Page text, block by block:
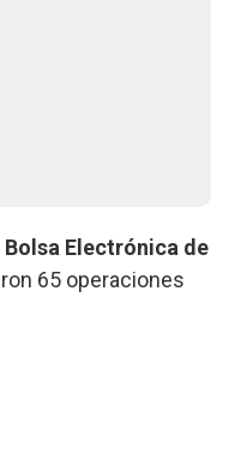
Bolsa Electrónica de
65 operaciones